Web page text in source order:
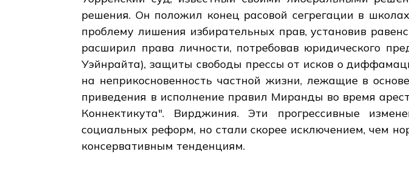
решения. Он положил конец расовой сегрегации в
проблему лишения избирательных прав, установив
расширил права личности, потребовав юридического
Уэйнрайта), защиты свободы прессы от исков о
на неприкосновенность частной жизни, лежащие в
приведения в исполнение правил Миранды во время
Коннектикута". Вирджиния. Эти прогрессивные
социальных реформ, но стали скорее исключением, чем
консервативным тенденциям.